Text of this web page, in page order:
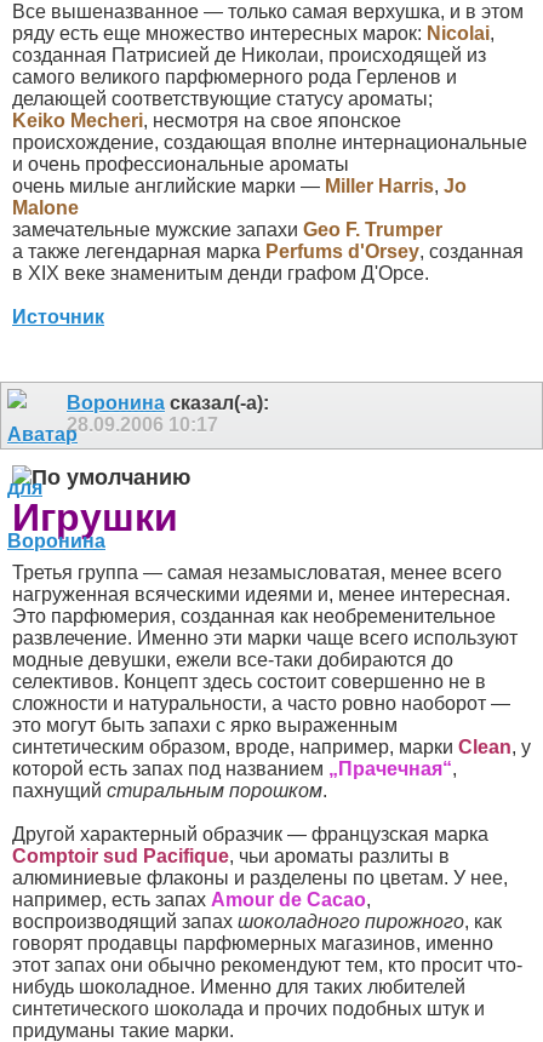
Все вышеназванное — только самая верхушка, и в этом
ряду есть еще множество интересных марок: Nicolai,
созданная Патрисией де Николаи, происходящей из
самого великого парфюмерного рода Герленов и
делающей соответствующие статусу ароматы;
Keiko Mecheri, несмотря на свое японское
происхождение, создающая вполне интернациональные
и очень профессиональные ароматы
очень милые английские марки — Miller Harris, Jo
Malone
замечательные мужские запахи Geo F. Trumper
а также легендарная марка Perfums d'Orsey, созданная
в XIX веке знаменитым денди графом Д'Орсе.
Источник
Воронина сказал(-а):
28.09.2006 10:17
Игрушки
Третья группа — самая незамысловатая, менее всего
нагруженная всяческими идеями и, менее интересная.
Это парфюмерия, созданная как необременительное
развлечение. Именно эти марки чаще всего используют
модные девушки, ежели все-таки добираются до
селективов. Концепт здесь состоит совершенно не в
сложности и натуральности, а часто ровно наоборот —
это могут быть запахи с ярко выраженным
синтетическим образом, вроде, например, марки Clean, у
которой есть запах под названием „Прачечная“,
пахнущий стиральным порошком.
Другой характерный образчик — французская марка
Comptoir sud Pacifique, чьи ароматы разлиты в
алюминиевые флаконы и разделены по цветам. У нее,
например, есть запах Amour de Cacao,
воспроизводящий запах шоколадного пирожного, как
говорят продавцы парфюмерных магазинов, именно
этот запах они обычно рекомендуют тем, кто просит что-
нибудь шоколадное. Именно для таких любителей
синтетического шоколада и прочих подобных штук и
придуманы такие марки.